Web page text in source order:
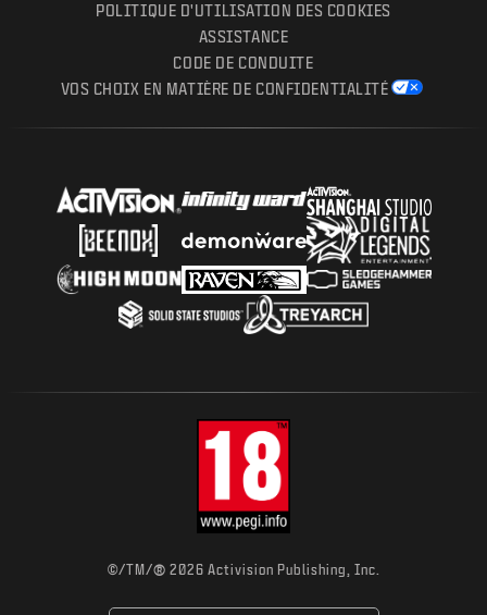
POLITIQUE D'UTILISATION DES COOKIES
ASSISTANCE
CODE DE CONDUITE
VOS CHOIX EN MATIÈRE DE CONFIDENTIALITÉ
©/TM/® 2026 Activision Publishing, Inc.